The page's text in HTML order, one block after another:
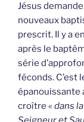
Jésus
nouveaux
prescrit. Il y a
après le
série
féconds. C’est
épanouissante
croître « dans